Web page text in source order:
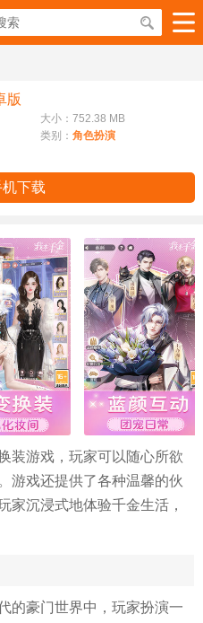
版
大小：752.38 MB
类别： 角色扮演
下载
装游戏，玩家可以随心所欲
游戏还提供了各种温馨的伙
家沉浸式地体验千金生活，
的豪门世界中，玩家扮演一